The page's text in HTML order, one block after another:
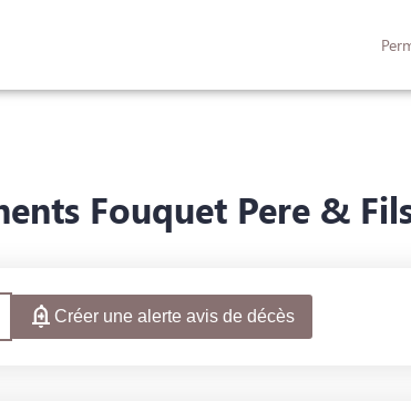
Fouquet Pere &
Créer une alerte avis de décès